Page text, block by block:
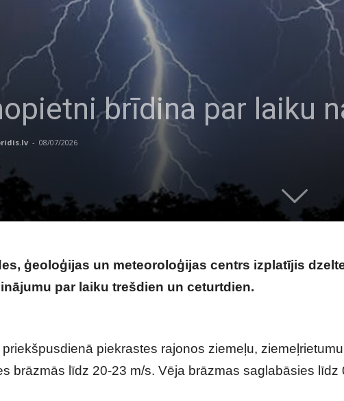
brīdina par laiku
- 08/07/2026
ģeoloģijas un meteoroloģijas centrs izplatījis
par laiku trešdien un ceturtdien.
piekrastes rajonos ziemeļu,
brāzmās līdz 20-23 m/s. Vēja brāzmas saglabāsies līdz